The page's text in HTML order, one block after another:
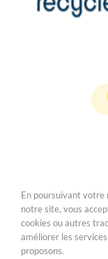
Copyright 2019
En poursuivant votre
notre site, vous
cookies ou autres
améliorer les
proposons.